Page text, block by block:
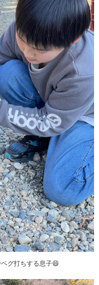
グ打ちする息子😄